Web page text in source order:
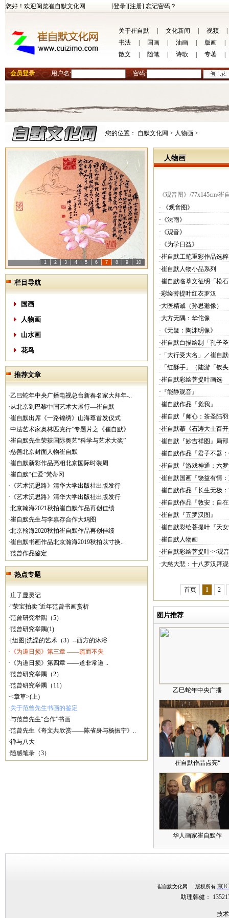
您好！欢迎阅览崔自默文化网 [登录][注册] 忘记密码？
关于崔自默 文化新闻 视频
书法
国画 油画 版画
散文
随笔 诗歌 专著
会员登录 用户名: 密码:
您的位置： 自默文化网 > 人物画 >
1 2 3 4 5 6 7 8 9 10
栏目导航
国画
人物画
山水画
花鸟
推荐文章
·乙巳蛇年中央广播电视总台新春名家大拜年-..
·从北京到巴黎中国艺术大展行—崔自默
·崔自默出席《一路锦绣》山海尊首发仪式
·中法艺术家奥林匹克行”专题片之《崔自默》
·崔自默先生荣获国际奥艺“科学与艺术大奖”
·慈善北京封面人物崔自默
·崔自默新彩作品亮相北京国际时装周
·崔自默“仁爱”梵蒂冈
·《艺术沉思路》清华大学出版社出版发行
·《艺术沉思路》清华大学出版社出版发行
·北京翰海2021秋拍崔自默作品再创佳绩
·崔自默先生与李嘉存合作大鸡图
·北京翰海2020秋拍崔自默作品再创佳绩
·崔自默书画作品北京瀚海2019秋拍以寸换..
·范曾作品鉴定
热点专题
·庄子显灵记
·“荣宝拍卖”近年范曾书画赏析
·范曾研究举隅（5）
·范曾研究举隅(1)
·[组图]洗澡的艺术（3）--西方的沐浴
·《为道日损》第三章 ——疏而不失
·《为道日损》第四章 ——道非常道 ..
·范曾研究举隅（2）
·范曾研究举隅（11）
·<章草>(上)
·关于范曾先生书画的鉴定
·与范曾先生“合作”书画
·范曾先生《奇文共欣赏——陈省身与杨振宁》..
·禅与八大
·随感笔录（3）
人物画
《观音图》/77x145cm/
· 《观音图》
·《法雨》
·《观音》
·《为学日益》
·崔自默工笔重彩作品选粹
·崔自默人物小品系列
·崔自默临摹文征明「松
·彩绘菩提叶红衣罗汉
·大医精诚（孙思邈像）
·大方无隅：华佗像
·《无疑：陶渊明像》
·崔自默白描绘制「孔子
·「大行受大名」／崔自
·「红酥手」（陆游「钗
·崔自默彩绘菩提叶画选
·『能静观音』
·崔自默作品『觉我』
·崔自默『师心：茶圣陆
·崔自默摹《石涛大士百
·崔自默『妙吉祥图』局部
·崔自默作品『君子不器
·崔自默『游戏神通：六
·崔自默国画『饶益有情
·崔自默作品『长生无极
·崔自默作品『敦安：自
·崔自默『五罗汉图』
·崔自默彩绘菩提叶『天
·崔自默人物画
·崔自默彩绘菩提叶<<观
·大慈大悲：十八罗汉拜
首页 1 2
图片推荐
乙巳蛇年中央广播
崔自默作品点亮“
华人画家崔自默作
崔自默文化网 版权所有 京
助理韩健：
技